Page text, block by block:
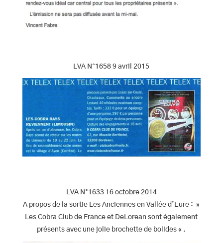
LVA N°1658 9 avril 2015
LVA N°1633 16 octobre 2014
A propos de la sortie Les Anciennes en Vallée d’Eure : »
Les Cobra Club de France et DeLorean sont également
présents avec une jolie brochette de bolides « .